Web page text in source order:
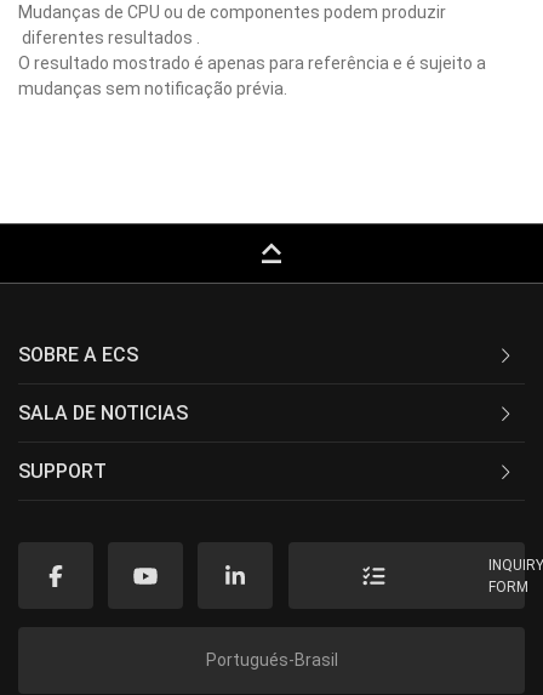
Mudanças de CPU ou de componentes podem produzir
diferentes resultados .
O resultado mostrado é apenas para referência e é sujeito a
mudanças sem notificação prévia.
keyboard_capslock
SOBRE A ECS
SALA DE NOTICIAS
SUPPORT
FORM
Portugués-Brasil